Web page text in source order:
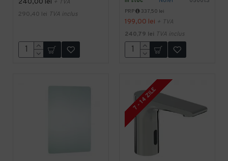
240,00 lei + TVA
290,40 lei TVA inclus PRP 337,50 lei
199,00 lei + TVA
240,79 lei TVA inclus
7 - 14 ZILE